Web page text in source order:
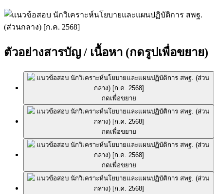
ตัวอย่างสารบัญ / เนื้อหา (กดรูปเพื่อขยาย)
กดเพื่อขยาย
กดเพื่อขยาย
กดเพื่อขยาย